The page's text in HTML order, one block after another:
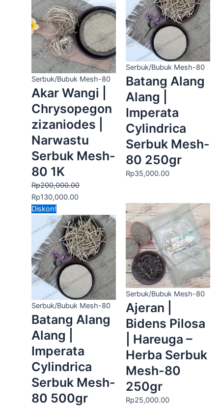
Serbuk/Bubuk Mesh-80
Akar Wangi |
Chrysopegon
zizaniodes |
Narwastu
Serbuk Mesh-
80 1K
Rp200,000.00
adalah:
Rp200,000.00.
Rp130,000.00
ini
adalah:
Rp130,000.00.
Serbuk/Bubuk Mesh-80
Batang Alang
Alang |
Imperata
Cylindrica
Serbuk Mesh-
80 250gr
Rp35,000.00
Diskon!
Serbuk/Bubuk Mesh-80
Batang Alang
Alang |
Imperata
Cylindrica
Serbuk Mesh-
80 500gr
Harga
aslinya
adalah:
Rp70,000.00.
saat
ini
adalah:
Rp55,000.00.
Serbuk/Bubuk Mesh-80
Ajeran |
Bidens Pilosa
| Hareuga –
Herba Serbuk
Mesh-80
250gr
Rp25,000.00